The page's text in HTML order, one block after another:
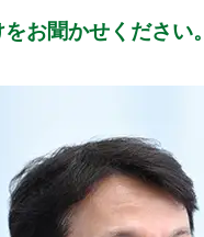
お聞かせください。